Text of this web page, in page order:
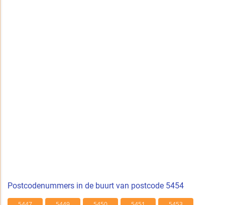
Postcodenummers in de buurt van postcode 5454